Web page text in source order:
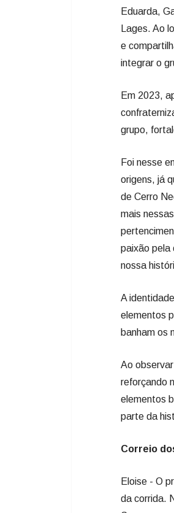
Eduarda,
Lages. Ao
e
integrar o
Em 2023,
grupo,
Foi nesse
origens, já
de Cerro
mais
paixão pela
nossa
A
elementos
banham os
Ao
reforçando
elementos
parte da
Correio
Eloise - O
da corrida.